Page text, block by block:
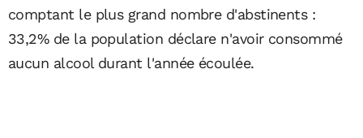
comptant le plus grand nombre d'abstinents :
33,2% de la population déclare n'avoir consommé
aucun alcool durant l'année écoulée.